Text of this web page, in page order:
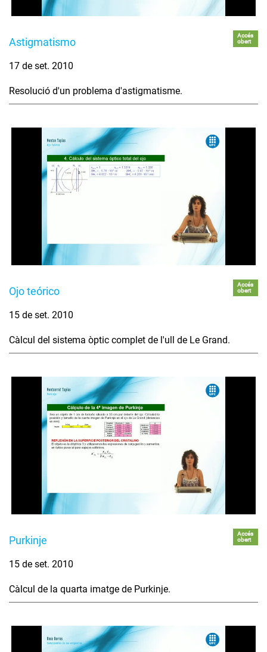
Astigmatismo
Accés
obert
17 de set. 2010
Resolució d'un problema d'astigmatisme.
Ojo teórico
Accés
obert
15 de set. 2010
Càlcul del sistema òptic complet de l'ull de Le Grand.
Purkinje
Accés
obert
15 de set. 2010
Càlcul de la quarta imatge de Purkinje.